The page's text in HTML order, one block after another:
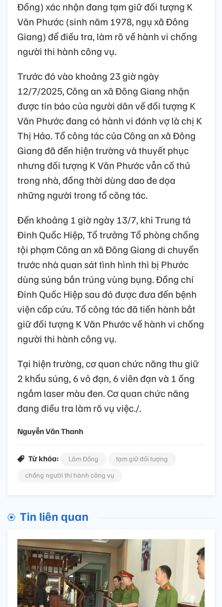
Đồng) xác nhận đang tạm giữ đối tượng K
Văn Phước (sinh năm 1978, ngụ xã Đông
Giang) để điều tra, làm rõ về hành vi chống
người thi hành công vụ.
Trước đó vào khoảng 23 giờ ngày
12/7/2025, Công an xã Đông Giang nhận
được tin báo của người dân về đối tượng K
Văn Phước đang có hành vi đánh vợ là chị K
Thị Hảo. Tổ công tác của Công an xã Đông
Giang đã đến hiện trường và thuyết phục
nhưng đối tượng K Văn Phước vẫn cố thủ
trong nhà, đồng thời dùng dao đe dọa
những người trong tổ công tác.
Đến khoảng 1 giờ ngày 13/7, khi Trung tá
Đinh Quốc Hiệp, Tổ trưởng Tổ phòng chống
tội phạm Công an xã Đông Giang di chuyển
trước nhà quan sát tình hình thì bị Phước
dùng súng bắn trúng vùng bụng. Đồng chí
Đinh Quốc Hiệp sau đó được đưa đến bệnh
viện cấp cứu. Tổ công tác đã tiến hành bắt
giữ đối tượng K Văn Phước về hành vi chống
người thi hành công vụ.
Tại hiện trường, cơ quan chức năng thu giữ
2 khẩu súng, 6 vỏ đạn, 6 viên đạn và 1 ống
ngắm laser màu đen. Cơ quan chức năng
đang điều tra làm rõ vụ việc./.
Nguyễn Văn Thanh
Từ khóa: Lâm Đồng
tạm giữ đối tượng
chống người thi hành công vụ
Tin liên quan